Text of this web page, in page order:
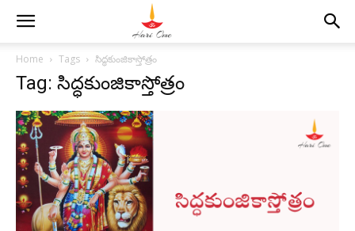
Home Tags సిద్ధకుంజికాస్తోత్రం
Tag: సిద్ధకుంజికాస్తోత్రం